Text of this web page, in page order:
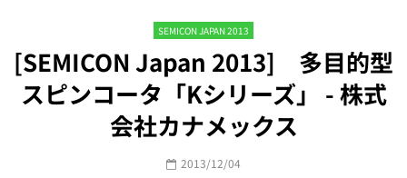
SEMICON JAPAN 2013
[SEMICON Japan 2013] 多目的型
スピンコータ「Kシリーズ」 - 株式
会社カナメックス
2013/12/04